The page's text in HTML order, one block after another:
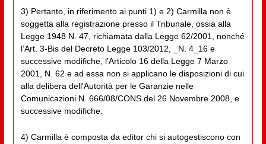
3) Pertanto, in riferimento ai punti 1) e 2) Carmilla non è
soggetta alla registrazione presso il Tribunale, ossia alla
Legge 1948 N. 47, richiamata dalla Legge 62/2001, nonché
l’Art. 3-Bis del Decreto Legge 103/2012, _N. 4_16 e
successive modifiche, l’Articolo 16 della Legge 7 Marzo
2001, N. 62 e ad essa non si applicano le disposizioni di cui
alla delibera dell'Autorità per le Garanzie nelle
Comunicazioni N. 666/08/CONS del 26 Novembre 2008, e
successive modifiche.
4) Carmilla è composta da editor chi si autogestiscono con